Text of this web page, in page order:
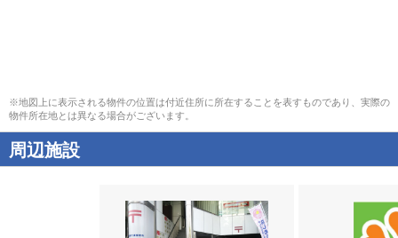
※地図上に表示される物件の位置は付近住所に所在することを表すものであり、実際の
物件所在地とは異なる場合がございます。
周辺施設